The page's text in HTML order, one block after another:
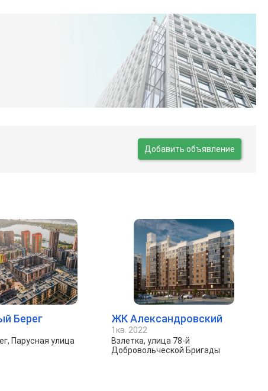
Добавить объявление
Берег
Парусная улица
ЖК Александровский
1кв. 2022
Взлетка, улица 78-й
Добровольческой Бригады